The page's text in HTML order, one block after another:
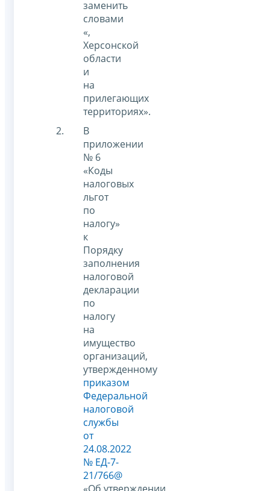
заменить
словами
«,
Херсонской
области
и
на
прилегающих
территориях».
В
приложении
№ 6
«Коды
налоговых
льгот
по
налогу»
к
Порядку
заполнения
налоговой
декларации
по
налогу
на
имущество
организаций,
утвержденному
приказом
Федеральной
налоговой
службы
от
24.08.2022
№ ЕД-7-
21/766@
«Об утверждении